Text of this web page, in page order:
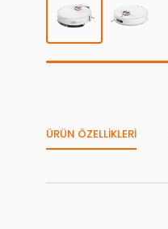
ÜRÜN ÖZELLIKLERI